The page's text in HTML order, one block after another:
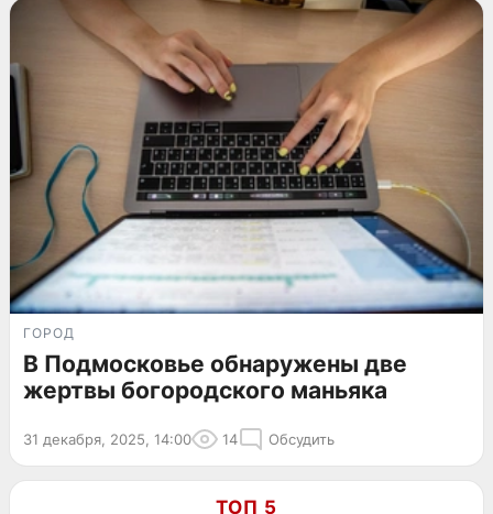
ГОРОД
В Подмосковье обнаружены две
жертвы богородского маньяка
31 декабря, 2025, 14:00 14 Обсудить
ТОП 5